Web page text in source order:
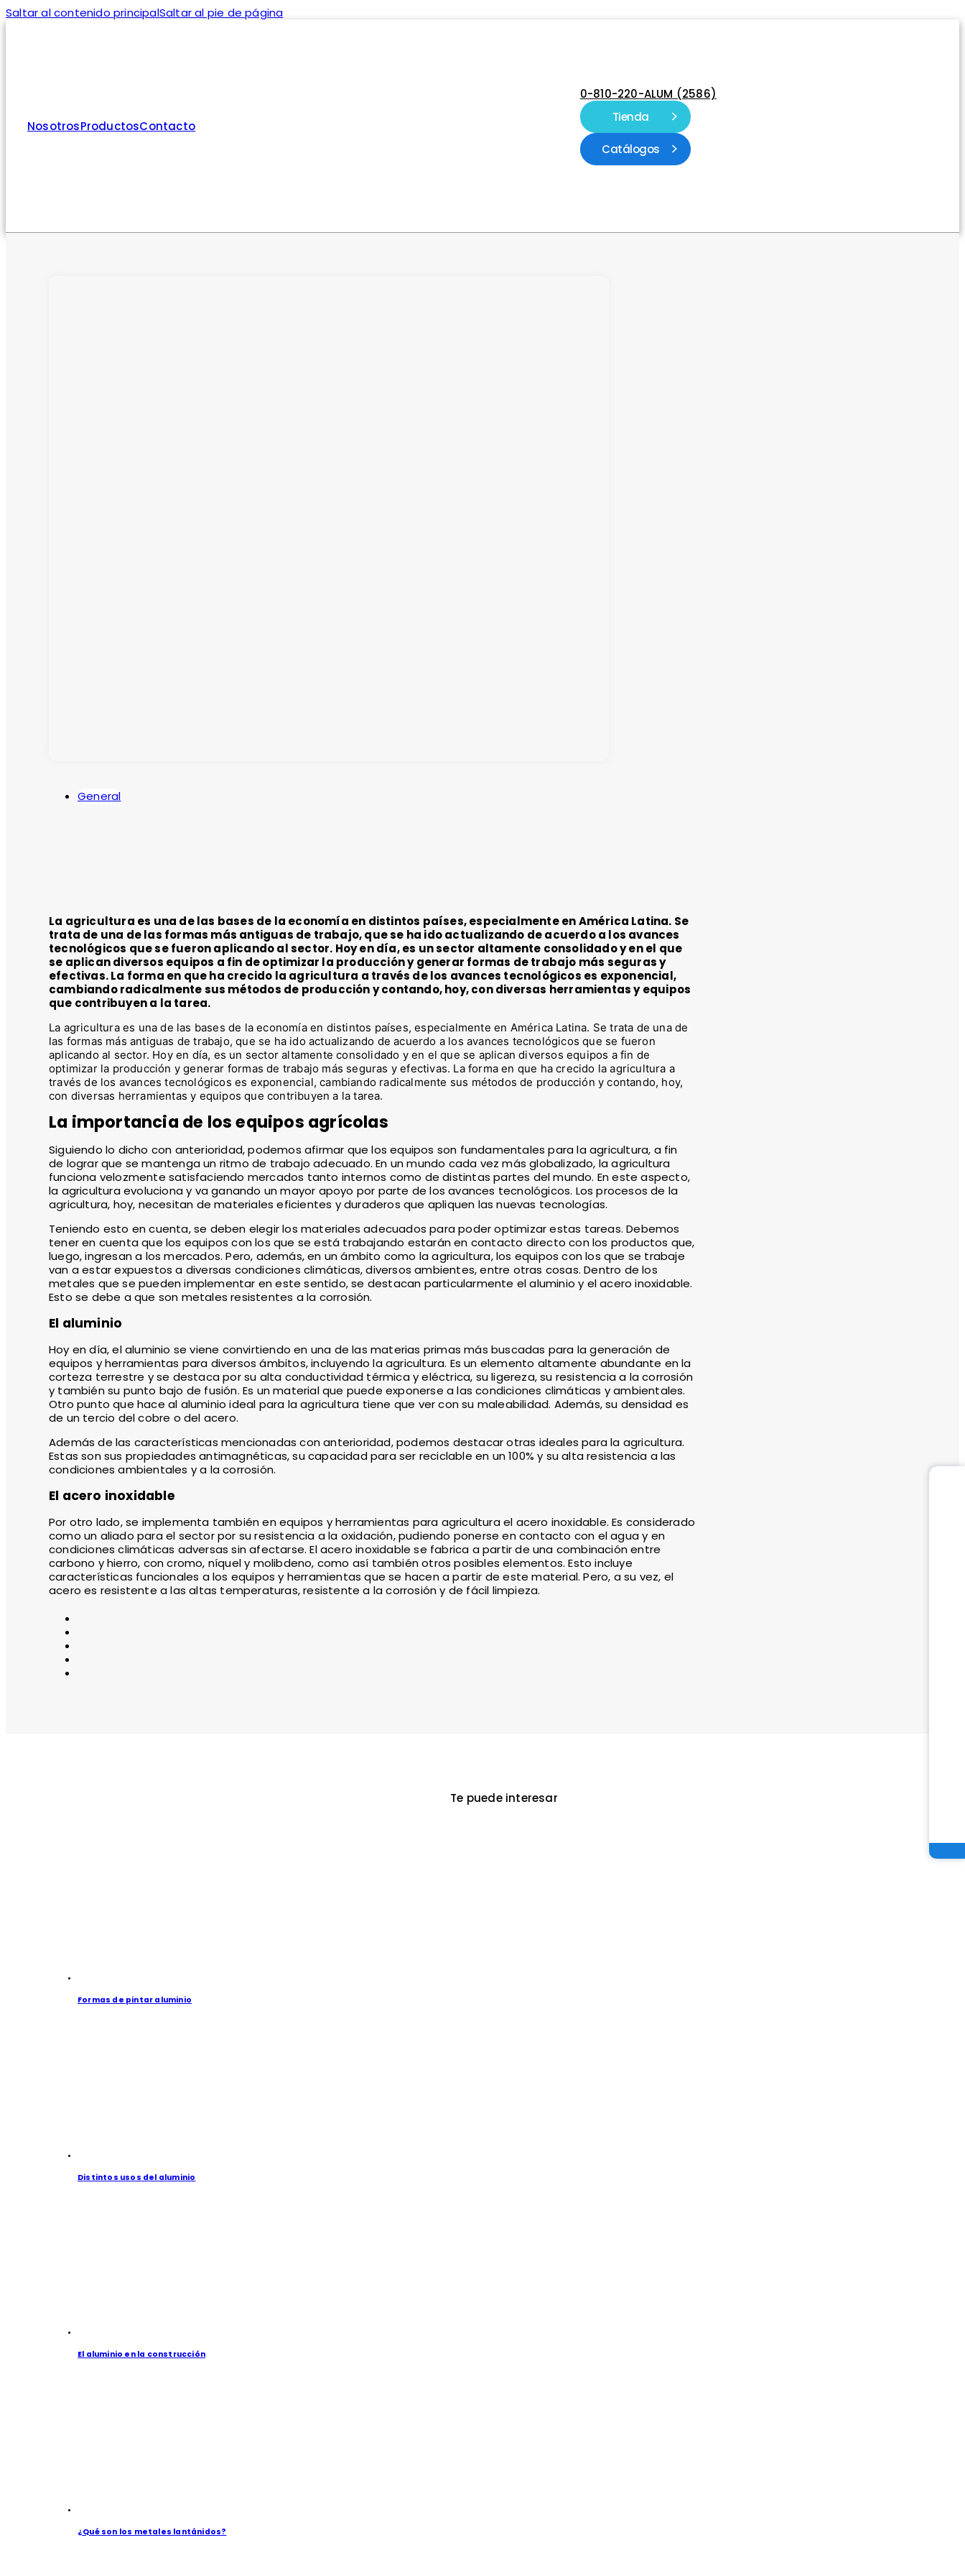
Saltar al contenido principalSaltar al pie de página
NosotrosProductosContacto
0-810-220-ALUM (2586)
Tienda
Catálogos
General
La agricultura es una de las bases de la economía en distintos países, especialmente en América Latina. Se
trata de una de las formas más antiguas de trabajo, que se ha ido actualizando de acuerdo a los avances
tecnológicos que se fueron aplicando al sector. Hoy en día, es un sector altamente consolidado y en el que
se aplican diversos equipos a fin de optimizar la producción y generar formas de trabajo más seguras y
efectivas. La forma en que ha crecido la agricultura a través de los avances tecnológicos es exponencial,
cambiando radicalmente sus métodos de producción y contando, hoy, con diversas herramientas y equipos
que contribuyen a la tarea.
La agricultura es una de las bases de la economía en distintos países, especialmente en América Latina. Se trata de una de
las formas más antiguas de trabajo, que se ha ido actualizando de acuerdo a los avances tecnológicos que se fueron
aplicando al sector. Hoy en día, es un sector altamente consolidado y en el que se aplican diversos equipos a fin de
optimizar la producción y generar formas de trabajo más seguras y efectivas. La forma en que ha crecido la agricultura a
través de los avances tecnológicos es exponencial, cambiando radicalmente sus métodos de producción y contando, hoy,
con diversas herramientas y equipos que contribuyen a la tarea.
La importancia de los equipos agrícolas
Siguiendo lo dicho con anterioridad, podemos afirmar que los equipos son fundamentales para la agricultura, a fin
de lograr que se mantenga un ritmo de trabajo adecuado. En un mundo cada vez más globalizado, la agricultura
funciona velozmente satisfaciendo mercados tanto internos como de distintas partes del mundo. En este aspecto,
la agricultura evoluciona y va ganando un mayor apoyo por parte de los avances tecnológicos. Los procesos de la
agricultura, hoy, necesitan de materiales eficientes y duraderos que apliquen las nuevas tecnologías.
Teniendo esto en cuenta, se deben elegir los materiales adecuados para poder optimizar estas tareas. Debemos
tener en cuenta que los equipos con los que se está trabajando estarán en contacto directo con los productos que,
luego, ingresan a los mercados. Pero, además, en un ámbito como la agricultura, los equipos con los que se trabaje
van a estar expuestos a diversas condiciones climáticas, diversos ambientes, entre otras cosas. Dentro de los
metales que se pueden implementar en este sentido, se destacan particularmente el aluminio y el acero inoxidable.
Esto se debe a que son metales resistentes a la corrosión.
El aluminio
Hoy en día, el aluminio se viene convirtiendo en una de las materias primas más buscadas para la generación de
equipos y herramientas para diversos ámbitos, incluyendo la agricultura. Es un elemento altamente abundante en la
corteza terrestre y se destaca por su alta conductividad térmica y eléctrica, su ligereza, su resistencia a la corrosión
y también su punto bajo de fusión. Es un material que puede exponerse a las condiciones climáticas y ambientales.
Otro punto que hace al aluminio ideal para la agricultura tiene que ver con su maleabilidad. Además, su densidad es
de un tercio del cobre o del acero.
Además de las características mencionadas con anterioridad, podemos destacar otras ideales para la agricultura.
Estas son sus propiedades antimagnéticas, su capacidad para ser reciclable en un 100% y su alta resistencia a las
condiciones ambientales y a la corrosión.
El acero inoxidable
Por otro lado, se implementa también en equipos y herramientas para agricultura el acero inoxidable. Es considerado
como un aliado para el sector por su resistencia a la oxidación, pudiendo ponerse en contacto con el agua y en
condiciones climáticas adversas sin afectarse. El acero inoxidable se fabrica a partir de una combinación entre
carbono y hierro, con cromo, níquel y molibdeno, como así también otros posibles elementos. Esto incluye
características funcionales a los equipos y herramientas que se hacen a partir de este material. Pero, a su vez, el
acero es resistente a las altas temperaturas, resistente a la corrosión y de fácil limpieza.
Te puede interesar
Formas de pintar aluminio
Distintos usos del aluminio
El aluminio en la construcción
¿Qué son los metales lantánidos?